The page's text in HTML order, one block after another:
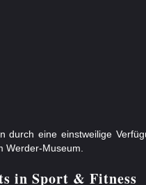
durch eine einstweilige
Werder-Museum.
in Sport & Fitness